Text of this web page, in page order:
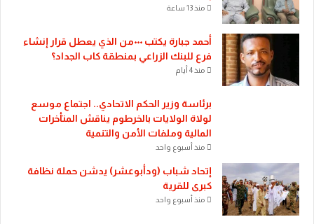
منذ 13 ساعة
أحمد جبارة يكتب ٠٠٠من الذي يعطل قرار إنشاء
فرع للبنك الزراعي بمنطقة كاب الجداد؟
منذ 4 أيام
​برئاسة وزير الحكم الاتحادي.. اجتماع موسع
لولاة الولايات بالخرطوم يناقش المتأخرات
المالية وملفات الأمن والتنمية
منذ أسبوع واحد
إتحاد شباب (ودأبوعشر) يدشن حملة نظافة
كبرى للقرية
منذ أسبوع واحد